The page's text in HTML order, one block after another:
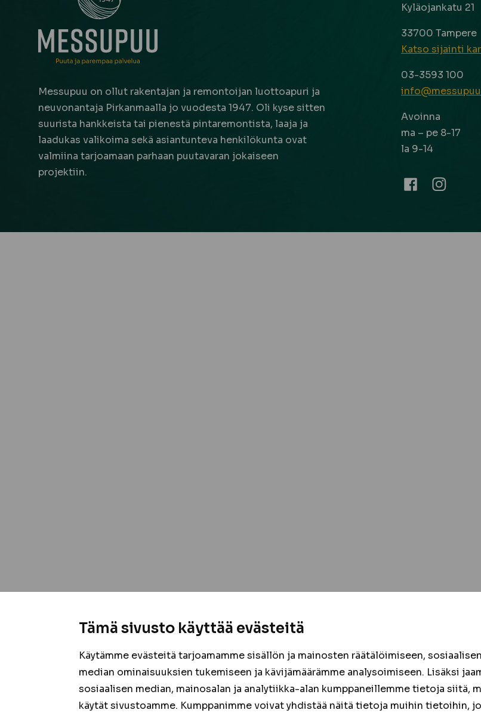
Tämä sivusto käyttää evästeitä
Käytämme evästeitä tarjoamamme sisällön ja mainosten räätälöimiseen, sosiaalisen
median ominaisuuksien tukemiseen ja kävijämäärämme analysoimiseen. Lisäksi
sosiaalisen median, mainosalan ja analytiikka-alan kumppaneillemme tietoja siitä,
käytät sivustoamme. Kumppanimme voivat yhdistää näitä tietoja muihin tietoihin,
Messupuu on ollut rakentajan ja remontoijan luottoapuri ja
neuvonantaja Pirkanmaalla jo vuodesta 1947. Oli kyse sitten
suurista hankkeista tai pienestä pintaremontista, laaja ja
laadukas valikoima sekä asiantunteva henkilökunta ovat
valmiina tarjoamaan parhaan puutavaran jokaiseen
projektiin.
Kyläojankatu 21
33700 Tampere
Katso sijainti
03-3593 100
Avoinna
ma – pe 8-17
la 9-14
Facebook